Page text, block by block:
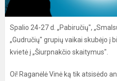
Spalio 24-27 d. „Pabiručių",
„Gudručių" grupių vaikai skubėjo į
kvietė į „Šiurpnakčio skaitymus".
Oi! Raganėlė Vinė ką tik atsisėdo